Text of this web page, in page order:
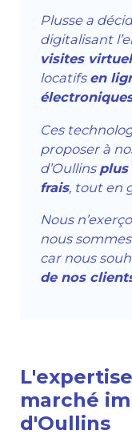
Plusse a
digitalisant
visites
locatifs en
Ces
proposer à
d’Oullins plus
frais, tout en
Nous
nous
car nous
de nos
marché
d'Oullins